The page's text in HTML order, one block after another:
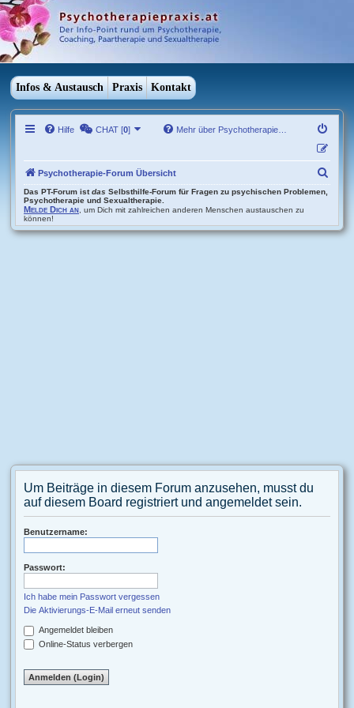
Infos & Austausch Praxis Kontakt
Hilfe CHAT [0] Mehr über Psychotherapie…
Psychotherapie-Forum Übersicht
h
Das PT-Forum istdas Selbsthilfe-Forum für Fragen zu psychischen Problemen,
Psychotherapie und Sexualtherapie.
Melde Dich an , um Dich mit zahlreichen anderen Menschen austauschen zu
können!
Um Beiträge in diesem Forum anzusehen, musst du
auf diesem Board registriert und angemeldet sein.
Benutzername:
Passwort:
Ich habe mein Passwort vergessen
Die Aktivierungs-E-Mail erneut senden
Angemeldet bleiben
Online-Status verbergen